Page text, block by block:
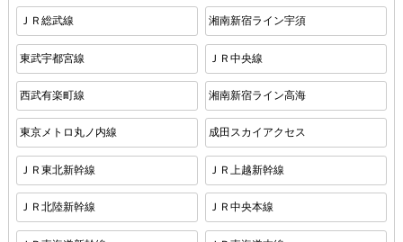
ＪＲ総武線 湘南新宿ライン宇須
東武宇都宮線 ＪＲ中央線
西武有楽町線 湘南新宿ライン高海
東京メトロ丸ノ内線 成田スカイアクセス
ＪＲ東北新幹線 ＪＲ上越新幹線
ＪＲ北陸新幹線 ＪＲ中央本線